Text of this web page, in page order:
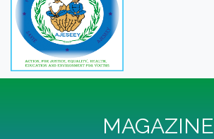
MAGAZINE